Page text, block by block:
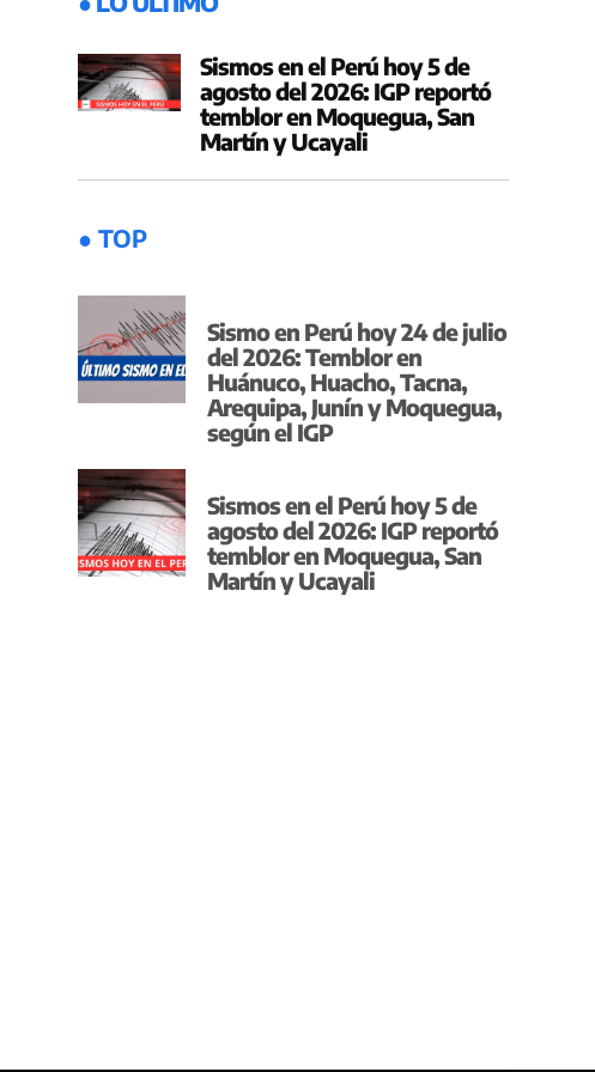
Sismos en el Perú hoy 5 de
agosto del 2026: IGP reportó
temblor en Moquegua, San
Martín y Ucayali
● TOP
Sismo en Perú hoy 24 de julio
del 2026: Temblor en
Huánuco, Huacho, Tacna,
Arequipa, Junín y Moquegua,
según el IGP
Sismos en el Perú hoy 5 de
agosto del 2026: IGP reportó
temblor en Moquegua, San
Martín y Ucayali